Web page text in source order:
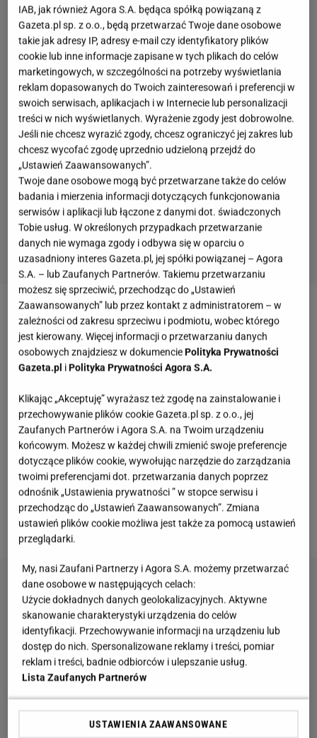
Kolaż Avanti24 / Żródło: Paulina Kuczyńska - archiwum prywatne / Materiały
partnerów
IAB, jak również Agora S.A. będąca spółką powiązaną z
Gazeta.pl sp. z o.o., będą przetwarzać Twoje dane osobowe
takie jak adresy IP, adresy e-mail czy identyfikatory plików
cookie lub inne informacje zapisane w tych plikach do celów
marketingowych, w szczególności na potrzeby wyświetlania
reklam dopasowanych do Twoich zainteresowań i preferencji w
swoich serwisach, aplikacjach i w Internecie lub personalizacji
treści w nich wyświetlanych. Wyrażenie zgody jest dobrowolne.
Jeśli nie chcesz wyrazić zgody, chcesz ograniczyć jej zakres lub
chcesz wycofać zgodę uprzednio udzieloną przejdź do
„Ustawień Zaawansowanych”.
Twoje dane osobowe mogą być przetwarzane także do celów
badania i mierzenia informacji dotyczących funkcjonowania
serwisów i aplikacji lub łączone z danymi dot. świadczonych
Tobie usług. W określonych przypadkach przetwarzanie
danych nie wymaga zgody i odbywa się w oparciu o
uzasadniony interes Gazeta.pl, jej spółki powiązanej – Agora
S.A. – lub Zaufanych Partnerów. Takiemu przetwarzaniu
możesz się sprzeciwić, przechodząc do „Ustawień
Zaawansowanych” lub przez kontakt z administratorem – w
zależności od zakresu sprzeciwu i podmiotu, wobec którego
jest kierowany. Więcej informacji o przetwarzaniu danych
osobowych znajdziesz w dokumenciePolityka Prywatności
Gazeta.pl iPolityka Prywatności Agora S.A.
Klikając „Akceptuję” wyrażasz też zgodę na zainstalowanie i
przechowywanie plików cookie Gazeta.pl sp. z o.o., jej
Zaufanych Partnerów i Agora S.A. na Twoim urządzeniu
końcowym. Możesz w każdej chwili zmienić swoje preferencje
dotyczące plików cookie, wywołując narzędzie do zarządzania
twoimi preferencjami dot. przetwarzania danych poprzez
odnośnik „Ustawienia prywatności ” w stopce serwisu i
przechodząc do „Ustawień Zaawansowanych”. Zmiana
ustawień plików cookie możliwa jest także za pomocą ustawień
przeglądarki.
My, nasi Zaufani Partnerzy i Agora S.A. możemy przetwarzać
dane osobowe w następujących celach:
Użycie dokładnych danych geolokalizacyjnych. Aktywne
skanowanie charakterystyki urządzenia do celów
identyfikacji. Przechowywanie informacji na urządzeniu lub
dostęp do nich. Spersonalizowane reklamy i treści, pomiar
reklam i treści, badnie odbiorców i ulepszanie usług.
Lista Zaufanych Partnerów
USTAWIENIA ZAAWANSOWANE